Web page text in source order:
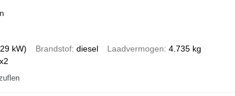
kW) Brandstof diesel Laadvermogen 4.735 kg